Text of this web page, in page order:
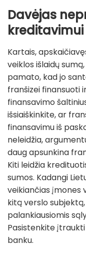
Davėjas
kreditavimui
Kartais,
veiklos išlaidų
pamato, kad jo
franšizei finansuoti
finansavimo
išsiaiškinkite, ar
finansavimu iš
neleidžia,
daug apsunkina
Kiti leidžia
sumos. Kadangi
veikiančias įmones
kitą verslo
palankiausiomis
Pasistenkite
banku.